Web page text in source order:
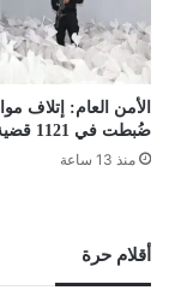
الأمن العام: إتلاف
ضُبطت في 1121 قضية
منذ 13 ساعة
أقلام حرة